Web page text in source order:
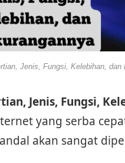
Jenis, Fungsi, Kelebihan, dan
Jenis, Fungsi,
yang serba
akan sangat